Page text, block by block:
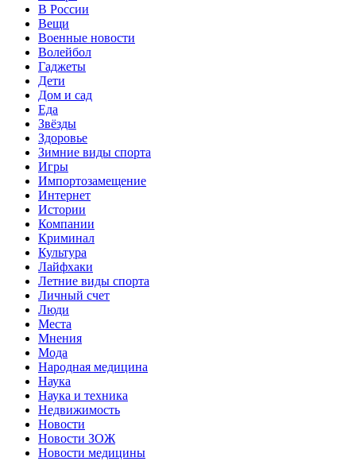
В России
Вещи
Военные новости
Волейбол
Гаджеты
Дети
Дом и сад
Еда
Звёзды
Здоровье
Зимние виды спорта
Игры
Импортозамещение
Интернет
Истории
Компании
Криминал
Культура
Лайфхаки
Летние виды спорта
Личный счет
Люди
Места
Мнения
Мода
Народная медицина
Наука
Наука и техника
Недвижимость
Новости
Новости ЗОЖ
Новости медицины